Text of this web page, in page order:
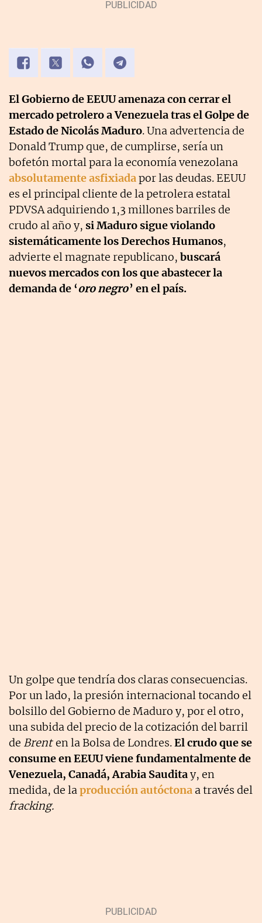
El Gobierno de EEUU amenaza con cerrar el
mercado petrolero a Venezuela tras el Golpe de
Estado de Nicolás Maduro. Una advertencia de
Donald Trump que, de cumplirse, sería un
bofetón mortal para la economía venezolana
absolutamente asfixiadapor las deudas. EEUU
es el principal cliente de la petrolera estatal
PDVSA adquiriendo 1,3 millones barriles de
crudo al año y, si Maduro sigue violando
sistemáticamente los Derechos Humanos,
advierte el magnate republicano, buscará
nuevos mercados con los que abastecer la
demanda de ‘oro negro’ en el país.
Un golpe que tendría dos claras consecuencias.
Por un lado, la presión internacional tocando el
bolsillo del Gobierno de Maduro y, por el otro,
una subida del precio de la cotización del barril
de Brenten la Bolsa de Londres.El crudo que se
consume en EEUU viene fundamentalmente de
Venezuela, Canadá, Arabia Sauditay, en
medida, de laproducción autóctona a través del
fracking.